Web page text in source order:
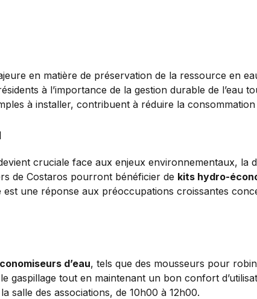
en matière de préservation de la ressource en
à l’importance de la gestion durable de l’eau
à installer, contribuent à réduire la consommation
cruciale face aux enjeux environnementaux, la
de Costaros pourront bénéficier de kits hydro-
est une réponse aux préoccupations croissantes
d’eau, tels que des mousseurs pour
gaspillage tout en maintenant un bon confort
salle des associations, de 10h00 à 12h00.